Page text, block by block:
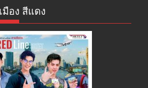
อง สีแดง